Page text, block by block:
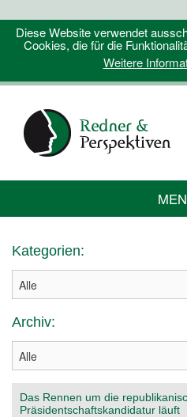
Diese Website verwendet
Cookies, die für die
Weitere
Kategorien:
Archiv:
Das Rennen um die
Präsidentschaftskandidatur läuft